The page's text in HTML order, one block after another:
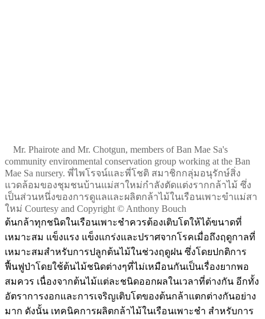
Mr. Phairote and Mr. Chotgun, members of Ban Mae Sa's
community environmental conservation group working at the Ban
Mae Sa nursery. พี่ไพโรจน์และพี่โชติ สมาชิกกลุ่มอนุรักษ์สิ่ง
แวดล้อมของชุมชนบ้านแม่สาใหม่กำลังตัดแต่งรากกล้าไม้ ซึ่ง
เป็นส่วนหนึ่งของการดูแลและผลิตกล้าไม้ในเรือนเพาะขำแม่สา
ใหม่ Courtesy and Copyright © Anthony Bouch
ต้นกล้าทุกชนิดในเรือนเพาะชำควรต้องเติบโตให้ได้ขนาดที่
เหมาะสม แข็งแรง แข็งแกร่งและปราศจากโรคเมื่อถึงฤดูกาลที่
เหมาะสมสำหรับการปลูกต้นไม้ในช่วงฤดูฝน ซึ่งโดยปกติการ
ฟื้นฟูป่าโดยใช้ต้นไม้ชนิดต่างๆที่ไม่เหมือนกันเป็นเรื่องยากพอ
สมควร เนื่องจากต้นไม้แต่ละชนิดออกผลในเวลาที่ต่างกัน อีกทั้ง
อัตราการงอกและการเจริญเติบโตของต้นกล้าแตกต่างกันอย่าง
มาก ดังนั้น เทคนิคการผลิตกล้าไม้ในเรือนเพาะชำ สำหรับการ